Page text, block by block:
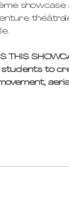
showcase
THIS
students to